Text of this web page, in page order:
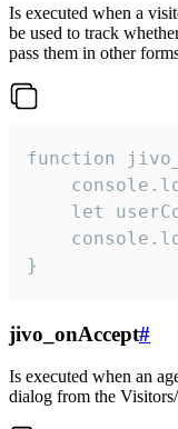
Is executed when a
be used to track
pass them in other
function
let
}
jivo_onAccept#
Is executed when an
dialog from the